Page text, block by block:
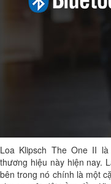
Loa Klipsch The One II
thương hiệu này hiện nay.
bên trong nó chính là một